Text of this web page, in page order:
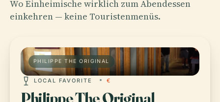
Wo Einheimische wirklich zum Abendessen
einkehren — keine Touristenmenüs.
PHILIPPE THE ORIGINAL
LOCAL FAVORITE €
Philippe The Original